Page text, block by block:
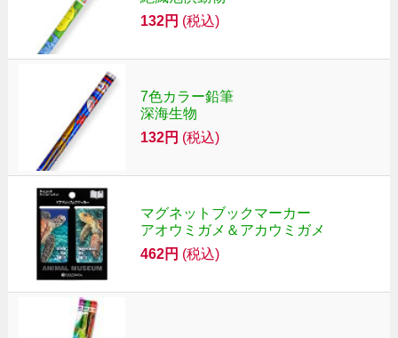
132円 (税込)
7色カラー鉛筆
深海生物
132円 (税込)
マグネットブックマーカー
アオウミガメ＆アカウミガメ
462円 (税込)